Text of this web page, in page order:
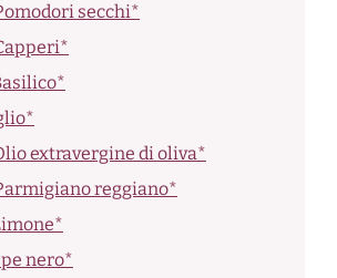
secchi*
extravergine di oliva*
reggiano*
nero*